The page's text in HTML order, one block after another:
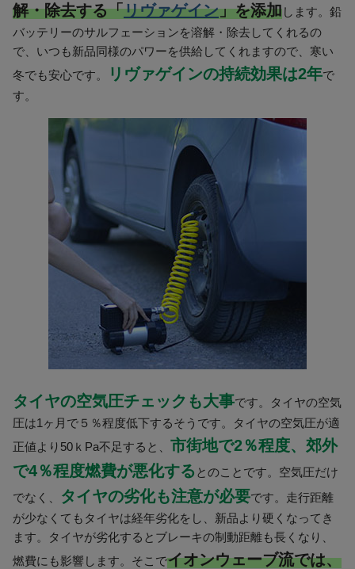
解・除去する「リヴァゲイン」を添加します。鉛
バッテリーのサルフェーションを溶解・除去してくれるの
で、いつも新品同様のパワーを供給してくれますので、寒い
冬でも安心です。
リヴァゲインの持続効果は2年で
す。
タイヤの空気圧チェックも大事です。タイヤの空気
圧は1ヶ月で５％程度低下するそうです。タイヤの空気圧が適
正値より50ｋPa不足すると、 市街地で2％程度、郊外
で4％程度燃費が悪化する とのことです。空気圧だけ
でなく、
タイヤの劣化も注意が必要です。走行距離
が少なくてもタイヤは経年劣化をし、新品より硬くなってき
ます。タイヤが劣化するとブレーキの制動距離も長くなり、
燃費にも影響します。そこでイオンウェーブ流では、